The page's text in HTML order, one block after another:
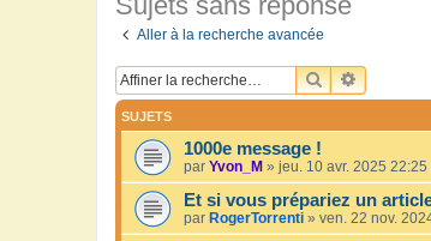
Aller à la recherche avancée
RECHERCHER
SUJETS
1000e message !
par Yvon_M » jeu. 10 avr. 2025 22:25
Et si vous prépariez un
par RogerTorrenti » ven. 22 nov.